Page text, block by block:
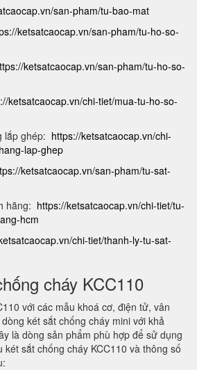
san-pham/tu-bao-mat
ketsatcaocap.vn/san-pham/tu-ho-so-
ketsatcaocap.vn/san-pham/tu-ho-so-
ketsatcaocap.vn/chi-tiet/mua-tu-ho-so-
lắp ghép: https://ketsatcaocap.vn/chi-
lap-ghep
ketsatcaocap.vn/san-pham/tu-sat-
hãng: https://ketsatcaocap.vn/chi-tiet/tu-
hcm
chi-tiet/thanh-ly-tu-sat-
cháy KCC110
với các mẫu khoá cơ, điện tử, vân
két sắt chống cháy mini với khả
là dòng sản phẩm phù hợp để sử dụng
sắt chống cháy KCC110 và thông số